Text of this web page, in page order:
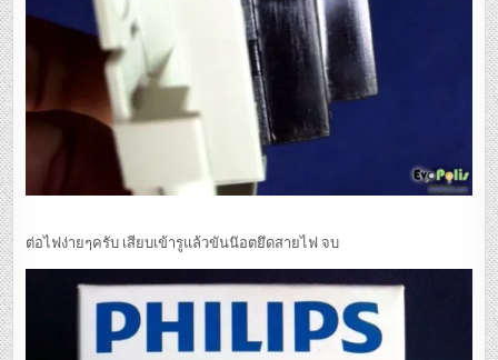
ต่อไฟง่ายๆครับ เสียบเข้ารูแล้วขันน๊อตยึดสายไฟ จบ